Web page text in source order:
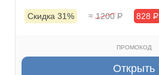
Скидка 31% ≈ 1200Р 828 Р
ПРОМОКОД
Открыть